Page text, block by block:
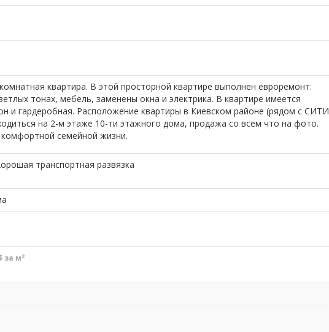
квартира. В этой просторной квартире выполнен евроремонт:
тонах, мебель, заменены окна и электрика. В квартире имеется
и гардеробная. Расположение квартиры в Киевском районе (рядом с СИТИ
на 2-м этаже 10-ти этажного дома, продажа со всем что на фото.
семейной жизни.
транспортная развязка
за м²